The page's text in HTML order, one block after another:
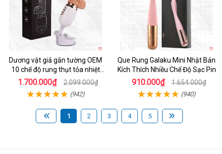
Dương vật giả gắn tường OEM
10 chế độ rung thụt tỏa nhiệt
siêu thực
1.700.000₫ 2.099.000₫
(942)
Que Rung Galaku Mini Nhật Bản
Kích Thích Nhiều Chế Độ Sạc Pin
910.000₫ 1.654.000₫
(940)
1 2 3 4 5